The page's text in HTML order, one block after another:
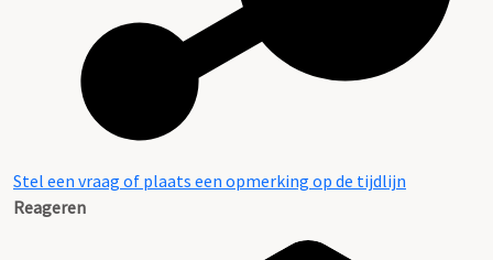
Stel een vraag of plaats een opmerking op de tijdlijn
Reageren